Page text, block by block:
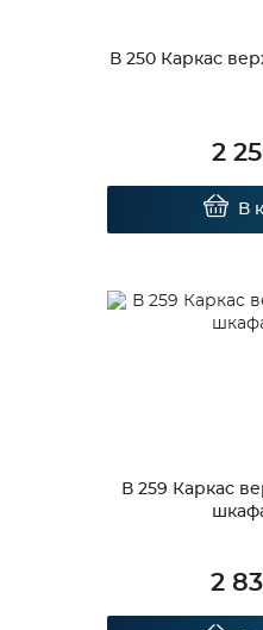
В 250 Каркас
2
В
В 259 Каркас
2